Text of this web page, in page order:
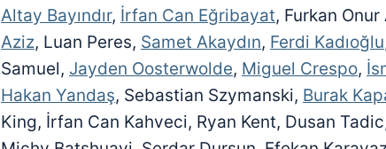
Altay Bayındır, İrfan Can Eğribayat, Furkan Onur
Aziz, Luan Peres, Samet Akaydın, Ferdi Kadıoğlu
Samuel, Jayden Oosterwolde, Miguel Crespo,
Hakan Yandaş, Sebastian Szymanski, Burak
King, İrfan Can Kahveci, Ryan Kent, Dusan